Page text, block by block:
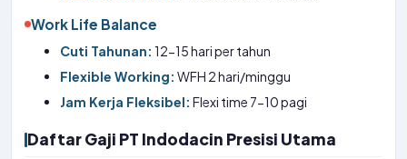
Work Life Balance
Cuti Tahunan: 12-15 hari per tahun
Flexible Working: WFH 2 hari/minggu
Jam Kerja Fleksibel: Flexi time 7-10 pagi
Daftar Gaji PT Indodacin Presisi Utama